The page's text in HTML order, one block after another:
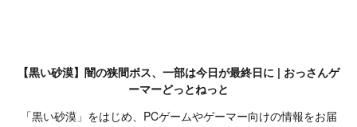
【黒い砂漠】闇の狭間ボス、一部は今日が最終日に | おっさんゲ
ーマーどっとねっと
「黒い砂漠」をはじめ、PCゲームやゲーマー向けの情報をお届